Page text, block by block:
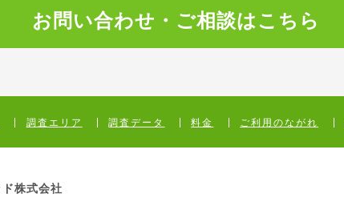
お問い合わせ・ご相談はこちら
調査エリア 調査データ 料金 ご利用のながれ
株式会社